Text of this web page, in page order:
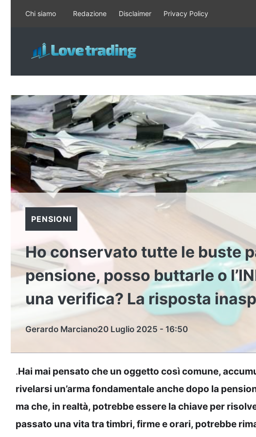
contenuto
Chi siamo Redazione Disclaimer Privacy Policy
PENSIONI
Ho conservato tutte le buste
pensione, posso buttarle o
una verifica? La risposta
Gerardo Marciano20 Luglio 2025 - 16:50
.Hai mai pensato che un oggetto così comune,
rivelarsi un’arma fondamentale anche dopo la
ma che, in realtà, potrebbe essere la chiave per
passato una vita tra timbri, firme e orari, potrebbe